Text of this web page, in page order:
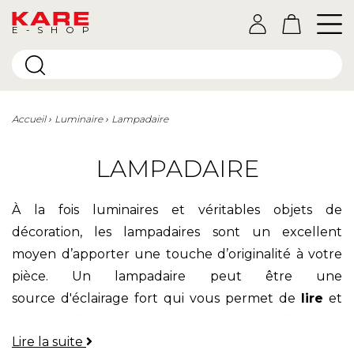
E-SHOP
Accueil Luminaire Lampadaire
LAMPADAIRE
À la fois luminaires et véritables objets de
décoration, les lampadaires sont un excellent
moyen d’apporter une touche d’originalité à votre
pièce. Un lampadaire peut être une
source d'éclairage fort qui vous permet de lire et
simplement un éclairage d’
Lire la suite